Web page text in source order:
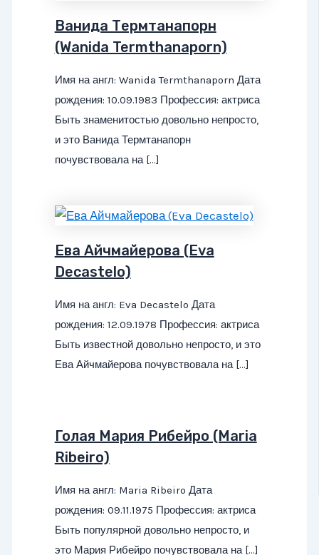
Ванида Термтанапорн
(Wanida Termthanaporn)
Имя на англ: Wanida Termthanaporn Дата
рождения: 10.09.1983 Профессия: актриса
Быть знаменитостью довольно непросто,
и это Ванида Термтанапорн
почувствовала на […]
Ева Айчмайерова (Eva
Decastelo)
Имя на англ: Eva Decastelo Дата
рождения: 12.09.1978 Профессия: актриса
Быть известной довольно непросто, и это
Ева Айчмайерова почувствовала на […]
Голая Мария Рибейро (Maria
Ribeiro)
Имя на англ: Maria Ribeiro Дата
рождения: 09.11.1975 Профессия: актриса
Быть популярной довольно непросто, и
это Мария Рибейро почувствовала на […]